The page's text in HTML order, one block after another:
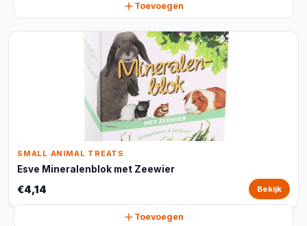
Toevoegen
SMALL ANIMAL TREATS
Esve Mineralenblok met Zeewier
€4,14 Bekijk
Toevoegen